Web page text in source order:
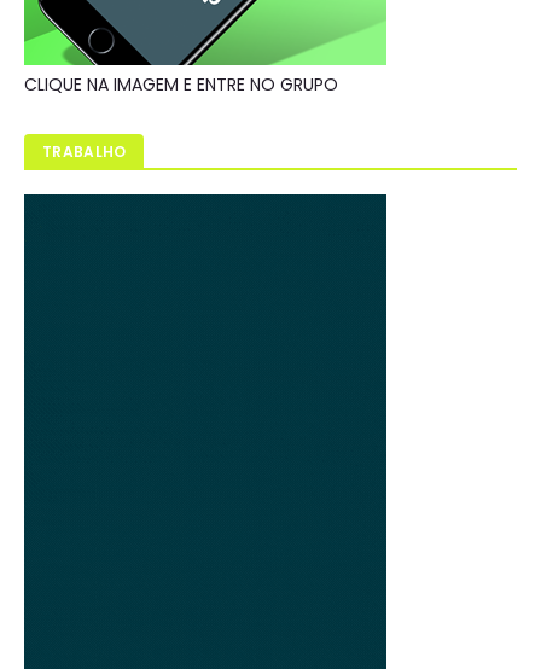
CLIQUE NA IMAGEM E ENTRE NO GRUPO
TRABALHO